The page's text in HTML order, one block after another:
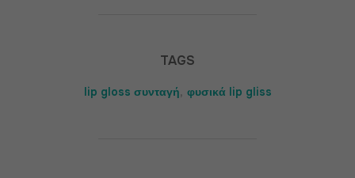
TAGS
lip gloss συνταγή, φυσικά lip gliss